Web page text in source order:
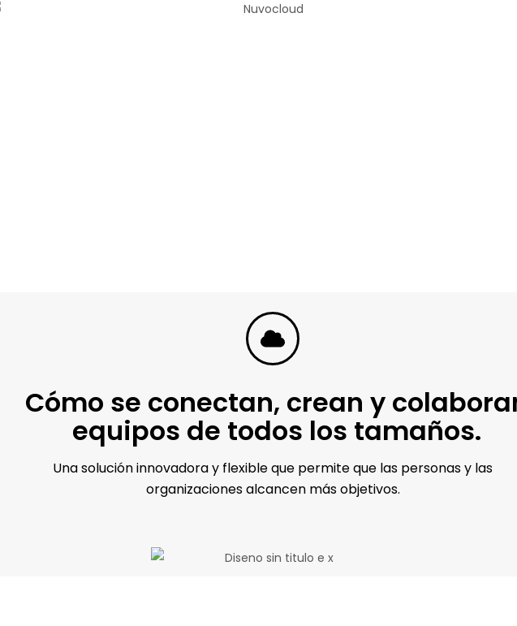
Cómo se conectan, crean y
equipos de todos los tamaños.
Una solución innovadora y flexible que permite que las personas y las
organizaciones alcancen más objetivos.